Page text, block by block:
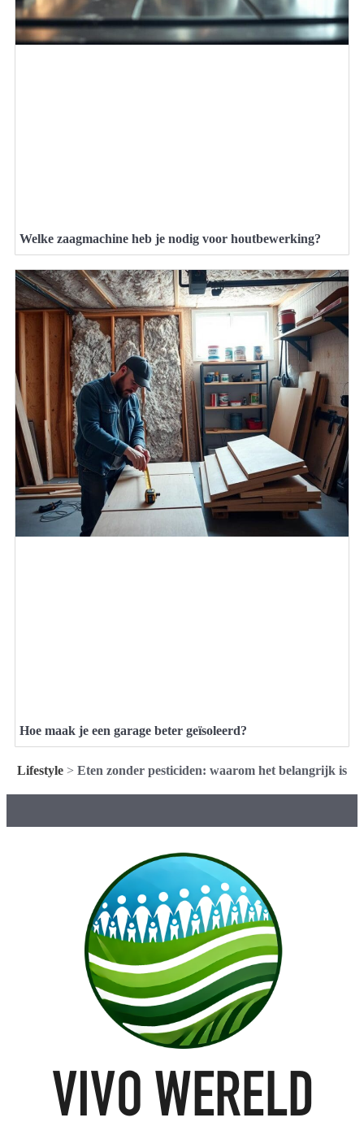
Welke zaagmachine heb je nodig voor houtbewerking?
Hoe maak je een garage beter geïsoleerd?
Lifestyle > Eten zonder pesticiden: waarom het belangrijk is